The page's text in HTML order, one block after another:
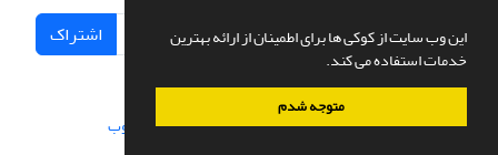
این وب سایت از کوکی ها برای اطمینان از ارائه بهترین
خدمات استفاده می کند.
متوجه شدم
اشتراک
سامانه مدیریت نشریات علمی.طراحی و پیاده سازی از سیناوب